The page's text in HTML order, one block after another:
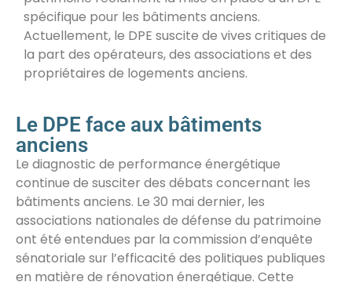
spécifique pour les bâtiments anciens.
Actuellement, le DPE suscite de vives critiques de
la part des opérateurs, des associations et des
propriétaires de logements anciens.
Le DPE face aux bâtiments
anciens
Le diagnostic de performance énergétique
continue de susciter des débats concernant les
bâtiments anciens. Le 30 mai dernier, les
associations nationales de défense du patrimoine
ont été entendues par la commission d’enquête
sénatoriale sur l’efficacité des politiques publiques
en matière de rénovation énergétique. Cette